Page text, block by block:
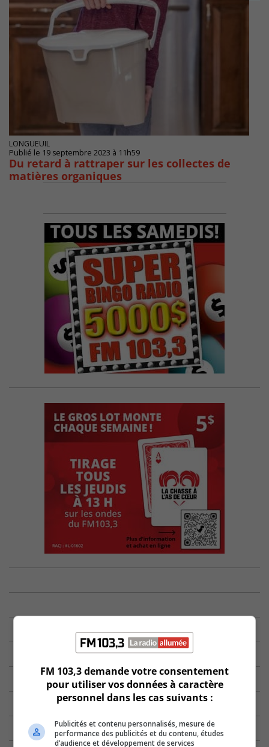
LONGUEUIL
Publié le 19 septembre 2023 à 11h59
Du retard à rattraper sur les collectes de
matières organiques
FM 103,3 demande votre consentement
pour utiliser vos données à caractère
personnel dans les cas suivants :
Publicités et contenu personnalisés, mesure de
performance des publicités et du contenu, études
d’audience et développement de services